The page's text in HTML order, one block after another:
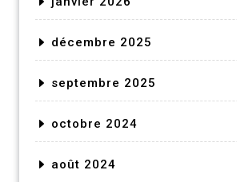
décembre 2025
septembre 2025
octobre 2024
août 2024